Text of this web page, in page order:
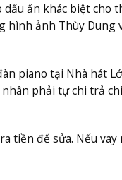
dấu ấn khác biệt cho
hình ảnh Thùy Dung
piano tại Nhà hát
phải tự chi trả
tiền để sửa. Nếu